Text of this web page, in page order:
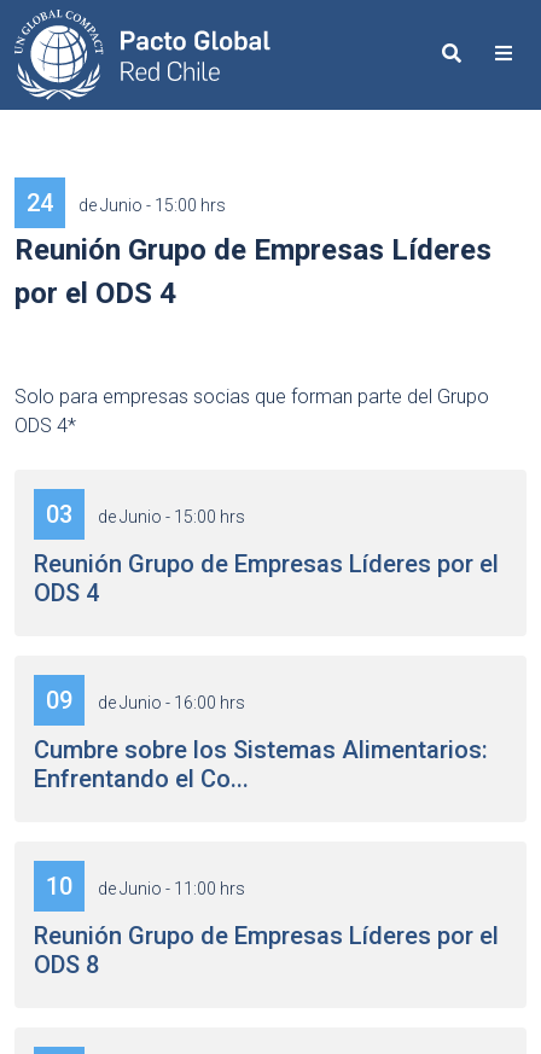
Search
24 de Junio - 15:00 hrs
Reunión Grupo de Empresas Líderes
por el ODS 4
Solo para empresas socias que forman parte del Grupo
ODS 4*
03 de Junio - 15:00 hrs
Reunión Grupo de Empresas Líderes por el
ODS 4
09 de Junio - 16:00 hrs
Cumbre sobre los Sistemas Alimentarios:
Enfrentando el Co...
10 de Junio - 11:00 hrs
Reunión Grupo de Empresas Líderes por el
ODS 8